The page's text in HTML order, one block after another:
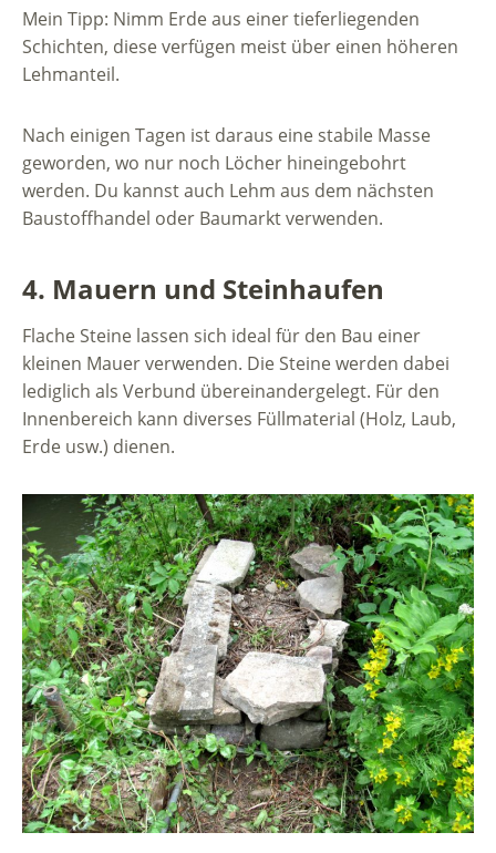
Mein Tipp: Nimm Erde aus einer tieferliegenden
Schichten, diese verfügen meist über einen höheren
Lehmanteil.
Nach einigen Tagen ist daraus eine stabile Masse
geworden, wo nur noch Löcher hineingebohrt
werden. Du kannst auch Lehm aus dem nächsten
Baustoffhandel oder Baumarkt verwenden.
4. Mauern und Steinhaufen
Flache Steine lassen sich ideal für den Bau einer
kleinen Mauer verwenden. Die Steine werden dabei
lediglich als Verbund übereinandergelegt. Für den
Innenbereich kann diverses Füllmaterial (Holz, Laub,
Erde usw.) dienen.